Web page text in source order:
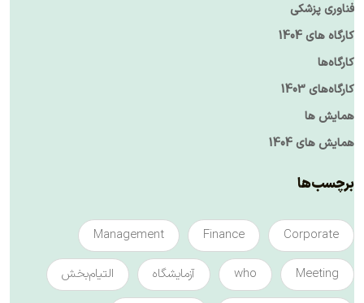
فناوری پزشکی
کارگاه های 1404
کارگاه‌ها
کارگاه‌های 1403
همایش ها
همایش های 1404
برچسب‌ها
Corporate
Finance
Management
Meeting
who آزمایشگاه التیام‌بخش